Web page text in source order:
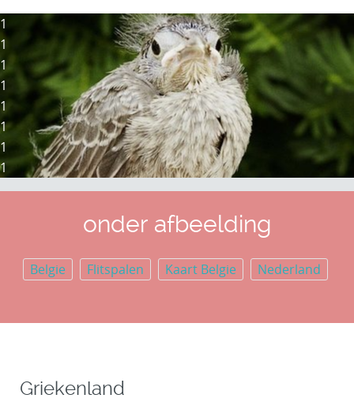
1
1
1
1
1
1
1
1
onder afbeelding
Belgie Flitspalen Kaart Belgie Nederland
Griekenland